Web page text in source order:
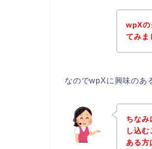
wpXの
てみま
なのでwpXに興味のあ
ちなみ
し込
ある方